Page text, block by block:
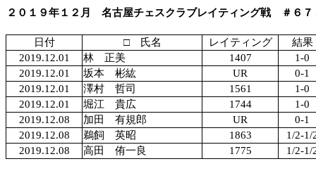
２０１９年１２月 名古屋チェスクラブレイティング戦 ＃６７
日付 □ 氏名 レイティング
結果
2019.12.01
林 正美 1407
1-0
2019.12.01
坂本 彬紘 UR
0-1
2019.12.01
澤村 哲司 1561
1-0
2019.12.01
堀江 貴広 1744
1-0
2019.12.08
加田 有規郎 UR
0-1
2019.12.08
鵜飼 英昭 1863
1/2-1/
2019.12.08
高田 侑一良 1775 1/2-1/